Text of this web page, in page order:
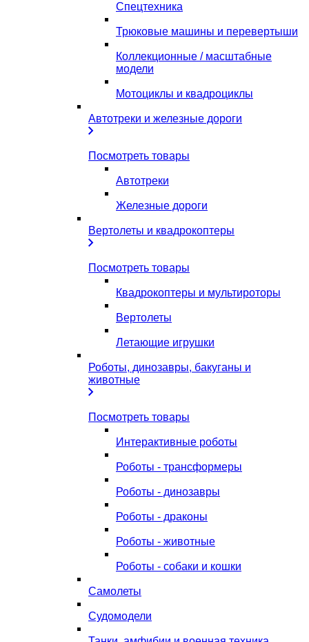
Спецтехника
Трюковые машины и перевертыши
Коллекционные / масштабные
модели
Мотоциклы и квадроциклы
Автотреки и железные дороги
Посмотреть товары
Автотреки
Железные дороги
Вертолеты и квадрокоптеры
Посмотреть товары
Квадрокоптеры и мультироторы
Вертолеты
Летающие игрушки
Роботы, динозавры, бакуганы и
животные
Посмотреть товары
Интерактивные роботы
Роботы - трансформеры
Роботы - динозавры
Роботы - драконы
Роботы - животные
Роботы - собаки и кошки
Самолеты
Судомодели